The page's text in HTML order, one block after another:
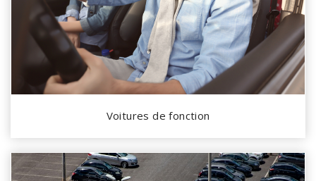
Voitures de fonction